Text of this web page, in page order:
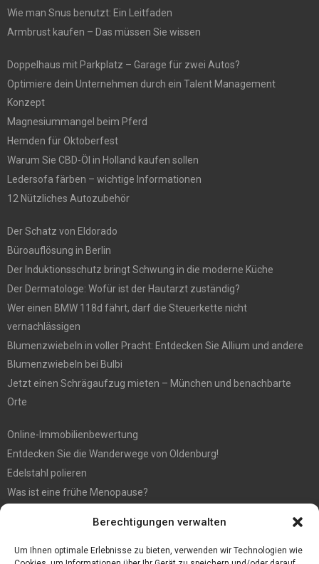
Berechtigungen verwalten
Um Ihnen optimale Erlebnisse zu bieten, verwenden wir Technologien wie
Wie man Snus benutzt: Ein Leitfaden
Armbrust kaufen – Das müssen Sie wissen
Doppelhaus mit Parkplatz – Garage für zwei Autos?
Optimiere dein Unternehmen durch ein Talent Management
Konzept
Magnesiummangel beim Pferd
Hemden für Oktoberfest
Warum Sie CBD-Öl in Holland kaufen sollen
Ledersofa färben – wichtige Informationen
12 Nützliches Autozubehör
Der Schatz von Eldorado
Büroauflösung in Berlin
Der Induktionsschutz bringt Schwung in die moderne Küche
Der Dermatologe: Wofür ist der Hautarzt zuständig?
Wer einen BMW 118d fährt, darf die Steuerkette nicht
vernachlässigen
Blumenzwiebeln in voller Pracht: Entdecken Sie Allium und andere
Blumenzwiebeln bei Bulbi
Jetzt einen Schrägaufzug mieten – München und benachbarte
Orte
Online-Immobilienbewertung
Entdecken Sie die Wanderwege von Oldenburg!
Edelstahl polieren
Was ist eine frühe Menopause?
Tipps für günstige Parkplätze am Flughafen Köln
5 Dinge, die Sie tun müssen, wenn Sie nach Ibiza reisen